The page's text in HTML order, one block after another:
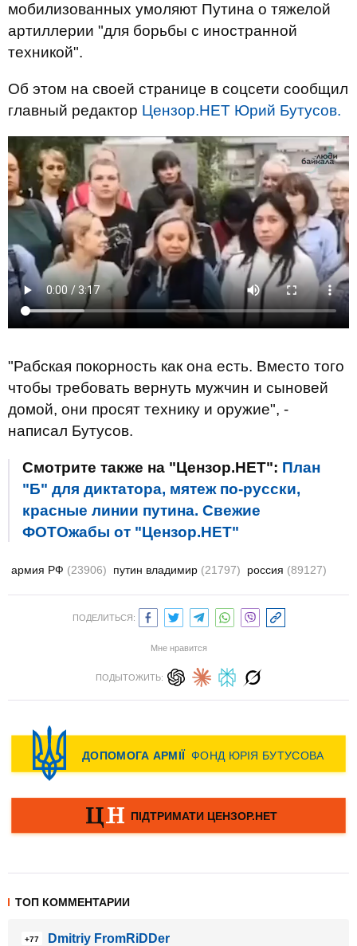
мобилизованных умоляют Путина о тяжелой
артиллерии "для борьбы с иностранной
техникой".
Об этом на своей странице в соцсети сообщил
главный редактор Цензор.НЕТ Юрий Бутусов.
"Рабская покорность как она есть. Вместо того
чтобы требовать вернуть мужчин и сыновей
домой, они просят технику и оружие", -
написал Бутусов.
Смотрите также на "Цензор.НЕТ": План
"Б" для диктатора, мятеж по-русски,
красные линии путина. Свежие
ФОТОжабы от "Цензор.НЕТ"
армия РФ (23906) путин владимир (21797) россия (89127)
ПОДЕЛИТЬСЯ:
Мне нравится
ПОДЫТОЖИТЬ:
ТОП КОММЕНТАРИИ
+77
Dmitriy FromRiDDer